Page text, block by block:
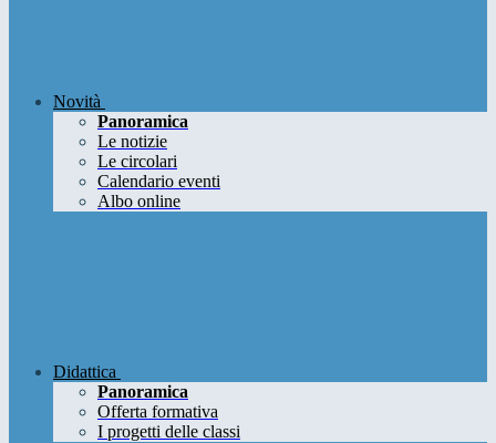
Novità
Panoramica
Le notizie
Le circolari
Calendario eventi
Albo online
Didattica
Panoramica
Offerta formativa
I progetti delle classi